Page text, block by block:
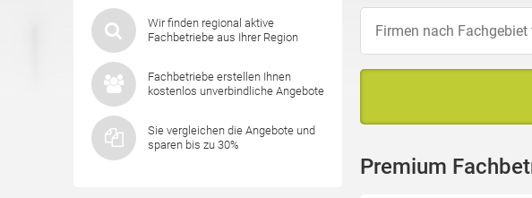
Wir finden regional aktive
Fachbetriebe aus Ihrer Region
Fachbetriebe erstellen Ihnen
kostenlos unverbindliche Angebote
Sie vergleichen die Angebote und
sparen bis zu 30%
Premium